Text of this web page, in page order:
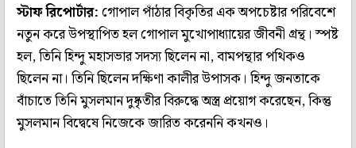
স্টাফ রিপোর্টার:গোপাল পাঁঠার বিকৃতির এক অপচেষ্টার পরিবেশে
নতুন করে উপস্থাপিত হল গোপাল মুখোপাধ‌্যায়ের জীবনী গ্রন্থ। স্পষ্ট
হল, তিনি হিন্দু মহাসভার সদস‌্য ছিলেন না, বামপন্থার পথিকও
ছিলেন না। তিনি ছিলেন দক্ষিণা কালীর উপাসক। হিন্দু জনতাকে
বাঁচাতে তিনি মুসলমান দুষ্কৃতীর বিরুদ্ধে অস্ত্র প্রয়োগ করেছেন, কিন্তু
মুসলমান বিদ্বেষে নিজেকে জারিত করেননি কখনও।